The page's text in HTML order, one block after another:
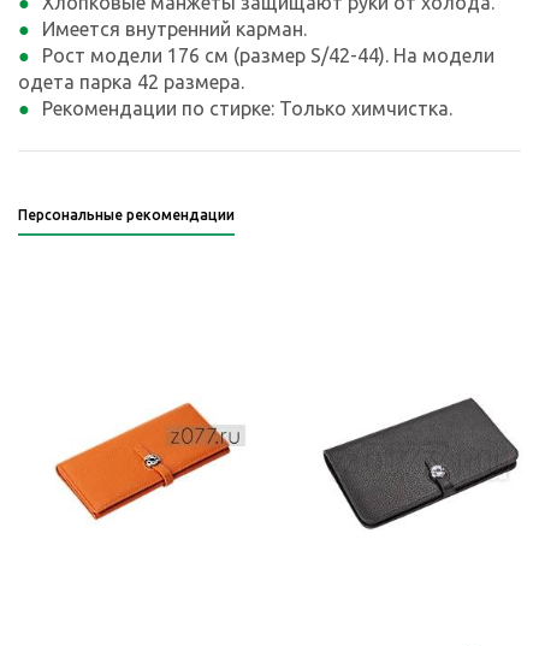
Имеется внутренний карман.
Рост модели 176 см (размер S/42-44). На модели
одета парка 42 размера.
Рекомендации по стирке: Только химчистка.
Персональные рекомендации